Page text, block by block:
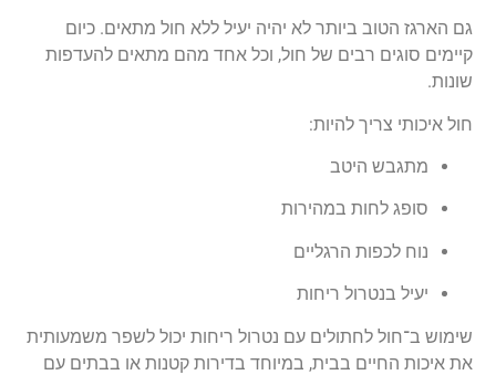
גם הארגז הטוב ביותר לא יהיה יעיל ללא חול מתאים. כיום
קיימים סוגים רבים של חול, וכל אחד מהם מתאים להעדפות
שונות.
חול איכותי צריך להיות:
מתגבש היטב
סופג לחות במהירות
נוח לכפות הרגליים
יעיל בנטרול ריחות
שימוש ב־חול לחתולים עם נטרול ריחות יכול לשפר משמעותית
את איכות החיים בבית, במיוחד בדירות קטנות או בבתים עם